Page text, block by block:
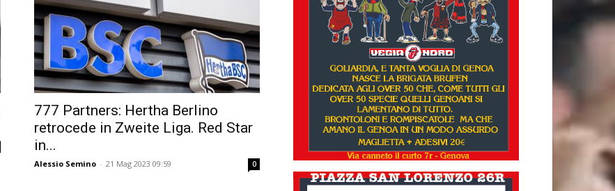
777 Partners: Hertha Berlino
retrocede in Zweite Liga. Red Star
in...
Alessio Semino - 21 Mag 2023 09:59 0